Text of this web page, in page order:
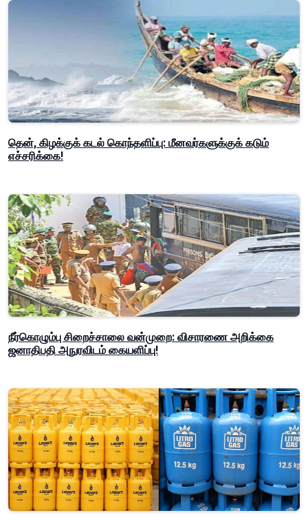
தென், கிழக்குக் கடல் கொந்தளிப்பு: மீனவர்களுக்குக் கடும்
எச்சரிக்கை!
நீர்கொழும்பு சிறைச்சாலை வன்முறை: விசாரணை அறிக்கை
ஜனாதிபதி அநுரவிடம் கையளிப்பு!